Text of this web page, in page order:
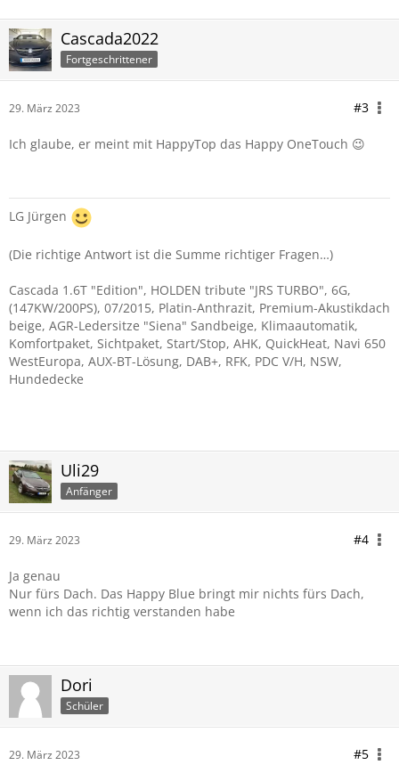
Cascada2022
Fortgeschrittener
29. März 2023 #3
Ich glaube, er meint mit HappyTop das Happy OneTouch 😉
LG Jürgen
(Die richtige Antwort ist die Summe richtiger Fragen…)
Cascada 1.6T "Edition", HOLDEN tribute "JRS TURBO", 6G,
(147KW/200PS), 07/2015, Platin-Anthrazit, Premium-Akustikdach
beige, AGR-Ledersitze "Siena" Sandbeige, Klimaautomatik,
Komfortpaket, Sichtpaket, Start/Stop, AHK, QuickHeat, Navi 650
WestEuropa, AUX-BT-Lösung, DAB+, RFK, PDC V/H, NSW,
Hundedecke
Uli29
Anfänger
29. März 2023 #4
Ja genau
Nur fürs Dach. Das Happy Blue bringt mir nichts fürs Dach,
wenn ich das richtig verstanden habe
Dori
Schüler
29. März 2023 #5